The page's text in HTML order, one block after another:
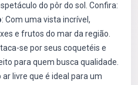
do pôr do sol. Confira:
: Com uma vista incrível,
e frutos do mar da região.
se por seus coquetéis e
para quem busca qualidade.
ar livre que é ideal para um